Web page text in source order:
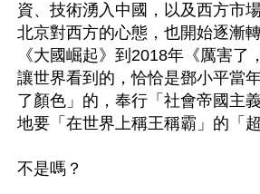
資、技術湧入中國，以及西方市
北京對西方的心態，也開始逐漸
《大國崛起》到2018年《厲害了
讓世界看到的，恰恰是鄧小平當
了顏色」的，奉行「社會帝國主
地要「在世界上稱王稱霸」的「超
不是嗎？